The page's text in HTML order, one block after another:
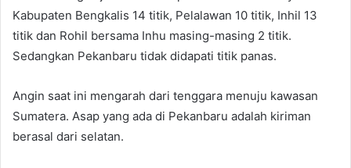
Kabupaten Bengkalis 14 titik, Pelalawan 10 titik, Inhil 13
titik dan Rohil bersama Inhu masing-masing 2 titik.
Sedangkan Pekanbaru tidak didapati titik panas.
Angin saat ini mengarah dari tenggara menuju kawasan
Sumatera. Asap yang ada di Pekanbaru adalah kiriman
berasal dari selatan.